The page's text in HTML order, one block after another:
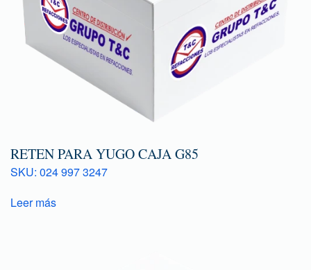
RETEN PARA YUGO CAJA G85
SKU: 024 997 3247
Leer más